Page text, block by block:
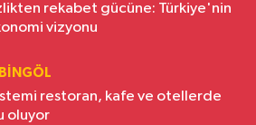
rekabet gücüne: Türkiye'nin
vizyonu
restoran, kafe ve otellerde
oluyor